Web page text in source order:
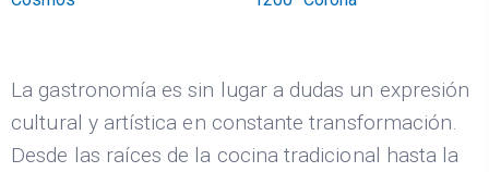
La gastronomía es sin lugar a dudas un expresión
cultural y artística en constante transformación.
Desde las raíces de la cocina tradicional hasta la